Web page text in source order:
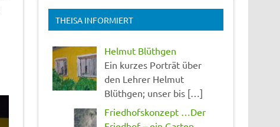
THEISA INFORMIERT
Helmut Blüthgen
Ein kurzes Porträt über
den Lehrer Helmut
Blüthgen; unser bis […]
Friedhofskonzept …Der